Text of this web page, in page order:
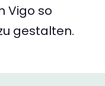
Vigo so
gestalten.